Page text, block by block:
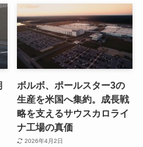
ボルボ、ポールスター3の
生産を米国へ集約。成長戦
略を支えるサウスカロライ
ナ工場の真価
2026年4月2日